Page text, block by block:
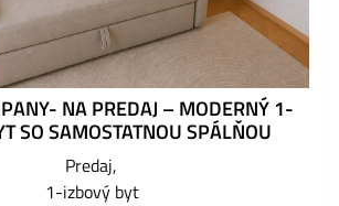
NA PREDAJ – MODERNÝ 1-
SO SAMOSTATNOU SPÁLŇOU
Predaj
1-izbový byt